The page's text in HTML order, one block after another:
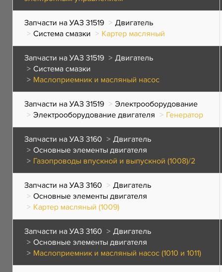
Запчасти на УАЗ 31519
Двигатель
Система смазки
Картер масляный
Запчасти на УАЗ 31519
Двигатель
Система смазки
Маслоприемник и масляный насос
Запчасти на УАЗ 31519
Электрооборудование
Электрооборудование двигателя
Генератор
Запчасти на УАЗ 3160
Двигатель
Основные элементы двигателя
Газопроводы впускной и выпускной (1008)/2
Запчасти на УАЗ 3160
Двигатель
Основные элементы двигателя
Картер масляный (1009)
Запчасти на УАЗ 3160
Двигатель
Основные элементы двигателя
Маслоприемник и масляный насос (1010 и 1011)